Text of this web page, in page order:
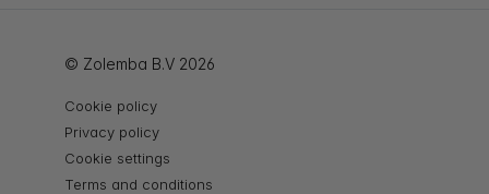
© Zolemba B.V 2026
Cookie policy
Privacy policy
Cookie settings
Terms and conditions